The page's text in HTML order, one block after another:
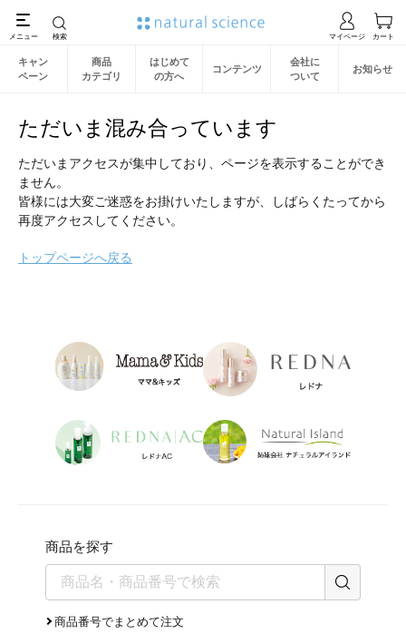
キャン
ペーン
商品
カテゴリ
はじめて
の方へ
コンテンツ
会社に
ついて
お知らせ
ただいま混み合っています
ただいまアクセスが集中しており、ページを表示することができ
ません。
皆様には大変ご迷惑をお掛けいたしますが、しばらくたってから
再度アクセスしてください。
トップページへ戻る
商品を探す
商品番号でまとめて注文